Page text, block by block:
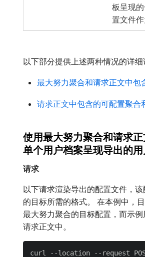
板呈现
置文件
以下部分提供上述两种情况的详细
最大努力聚合和请求正文中包
请求正文中包含的可配置聚合
使用最大努力聚合和请求
单个用户档案呈现导出的
请求
以下请求渲染导出的配置文件，
的目标所需的格式。 在本例中，
最大努力聚合的目标配置，而示
请求正文中。
curl --location --request